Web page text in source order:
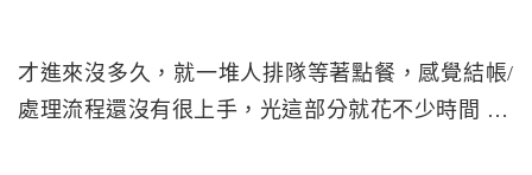
才進來沒多久，就一堆人排隊等著點餐，感覺結帳/
處理流程還沒有很上手，光這部分就花不少時間 …